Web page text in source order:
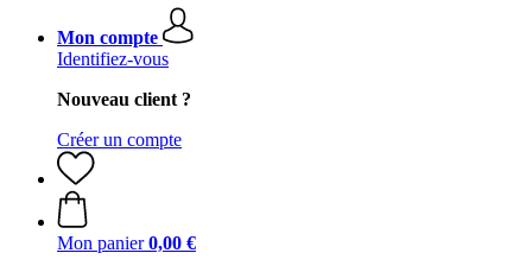
Mon compte
Identifiez-vous
Nouveau client ?
Créer un compte
Mon panier 0,00 €